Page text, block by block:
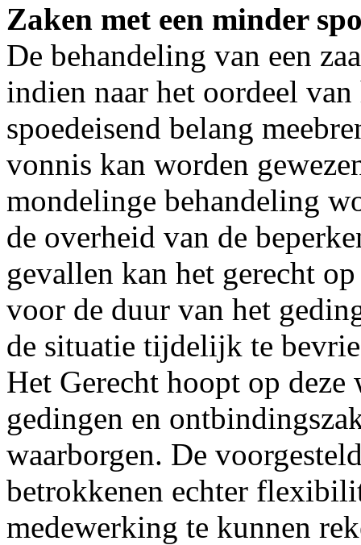
Zaken met een minder
De behandeling van een
indien naar het oordeel
spoedeisend belang
vonnis kan worden
mondelinge behandeling
de overheid van de
gevallen kan het gerecht
voor de duur van het
de situatie tijdelijk te
Het Gerecht hoopt op
gedingen en
waarborgen. De
betrokkenen echter
medewerking te kunnen